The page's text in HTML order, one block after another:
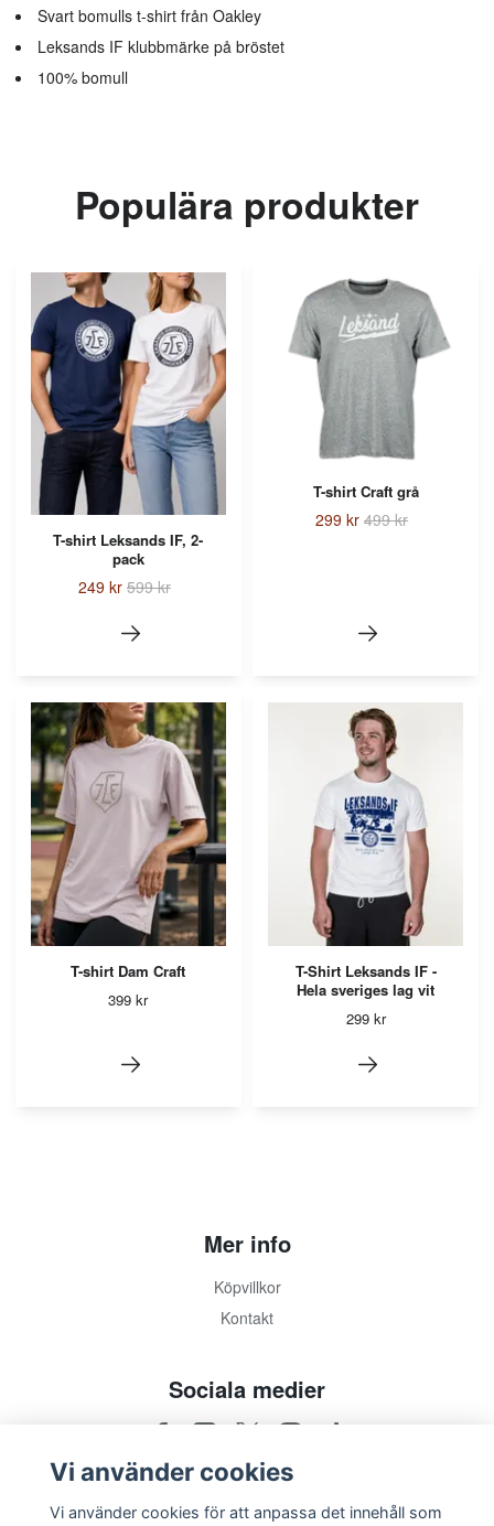
Svart bomulls t-shirt från Oakley
Leksands IF klubbmärke på bröstet
100% bomull
Populära produkter
T-shirt Leksands IF, 2-
pack
249 kr 599 kr
T-shirt Craft grå
299 kr 499 kr
T-shirt Dam Craft
399 kr
T-Shirt Leksands IF -
Hela sveriges lag vit
299 kr
Mer info
Köpvillkor
Kontakt
Sociala medier
Vi använder cookies
Vi använder cookies för att anpassa det innehåll som